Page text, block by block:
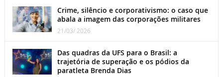
Crime, silêncio e corporativismo: o caso que
abala a imagem das corporações militares
21/03/ 2026
Das quadras da UFS para o Brasil: a
trajetória de superação e os pódios da
paratleta Brenda Dias